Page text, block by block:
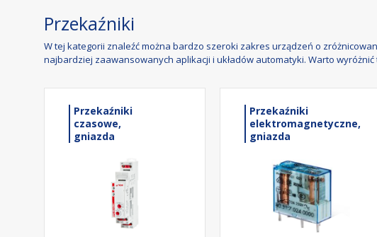
Przekaźniki
W tej kategorii znaleźć można bardzo szeroki zakres urządzeń o
najbardziej zaawansowanych aplikacji i układów automatyki. Warto
Przekaźniki
czasowe,
gniazda
Przekaźniki
elektromagnetyczne,
gniazda